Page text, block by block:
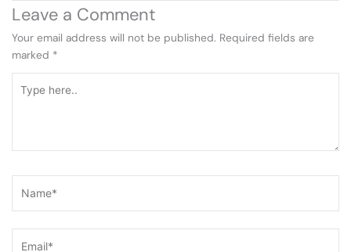
Leave a Comment
Your email address will not be published. Required fields are
marked *
here..